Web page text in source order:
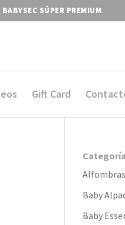
BABYSEC SÚPER PREMIUM
Gift Card
Alfombras
Baby
Baby